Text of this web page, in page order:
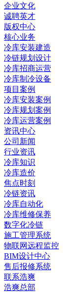
企业文化
诚聘英才
版权中心
核心业务
冷库安装建造
冷链规划设计
冷库招商运营
冷库制冷设备
项目案例
冷库安装案例
冷库规划案例
冷库运营案例
资讯中心
公司新闻
行业资讯
冷库知识
冷库造价
焦点时刻
冷链资讯
冷库自动化
冷库维修保养
数字化冷链
施工管理系统
物联网远程监控
BIM设计中心
售后报修系统
联系浩爽
浩爽总部